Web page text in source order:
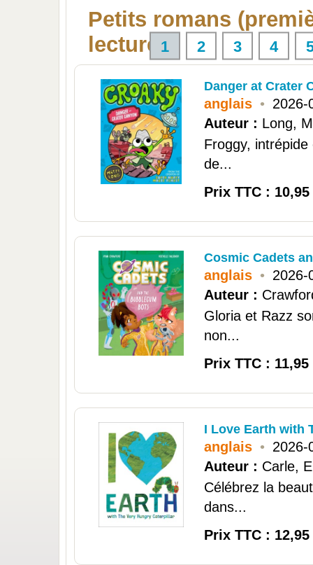
Petits romans
lectures)
1 2 3 4
Danger at Crater
anglais • 2026-
Auteur : Long,
Froggy,
de...
Prix TTC : 10,95
Cosmic Cadets
anglais • 2026-
Auteur :
Gloria et Razz
non...
Prix TTC : 11,95
I Love Earth with
anglais • 2026-
Auteur : Carle,
Célébrez la
dans...
Prix TTC : 12,95